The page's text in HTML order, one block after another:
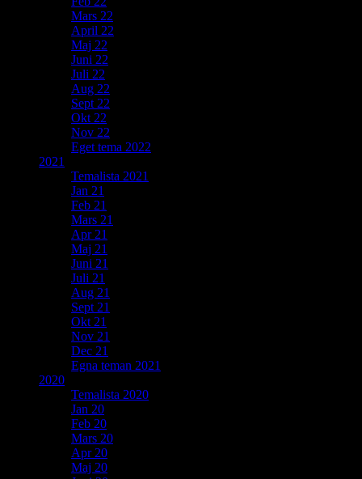
Mars 22
April 22
Maj 22
Juni 22
Juli 22
Aug 22
Sept 22
Okt 22
Nov 22
Eget tema 2022
2021
Temalista 2021
Jan 21
Feb 21
Mars 21
Apr 21
Maj 21
Juni 21
Juli 21
Aug 21
Sept 21
Okt 21
Nov 21
Dec 21
Egna teman 2021
2020
Temalista 2020
Jan 20
Feb 20
Mars 20
Apr 20
Maj 20